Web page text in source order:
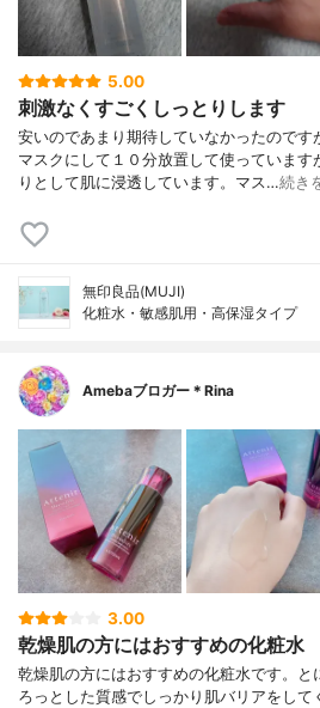
5.00
刺激なくすごくしっとりします
安いのであまり期待していなかったのです
マスクにして１０分放置して使っています
りとして肌に浸透しています。マス…続き
無印良品(MUJI)
化粧水・敏感肌用・高保湿タイプ
Amebaブロガー＊Rina
3.00
乾燥肌の方にはおすすめの化粧水
乾燥肌の方にはおすすめの化粧水です。と
ろっとした質感でしっかり肌バリアをして